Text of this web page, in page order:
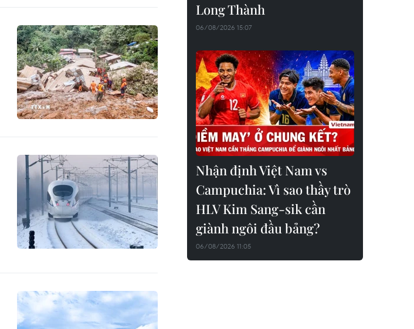
Long Thành
06/08/2026 15:07
Nhận định Việt Nam vs
Campuchia: Vì sao thầy trò
HLV Kim Sang-sik cần
giành ngôi đầu bảng?
06/08/2026 11:05